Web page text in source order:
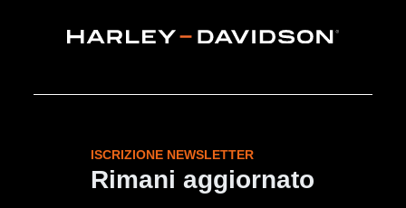
ISCRIZIONE NEWSLETTER
Rimani aggiornato